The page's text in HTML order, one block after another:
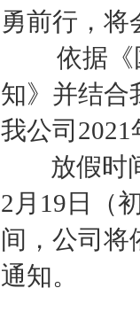
勇前行，将
依据《国
知》并结合
我公司
放假时间
2月19日（
间，公司将
通知。